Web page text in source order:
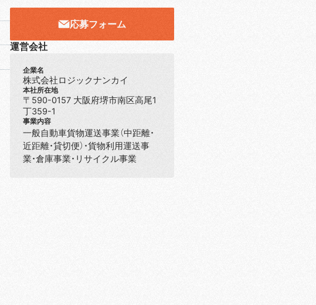
応募フォーム
応募フォーム
運営会社
企業名
株式会社ロジックナンカイ
本社所在地
〒590-0157 大阪府堺市南区高尾1
丁359-1
事業内容
一般自動車貨物運送事業（中距離・
近距離・貸切便）・貨物利用運送事
業・倉庫事業・リサイクル事業